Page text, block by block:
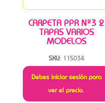
CARPETA PPR Nº3 2
TAPAS VARIOS
MODELOS
SKU: 115034
Debes iniciar sesión para
ver el precio.